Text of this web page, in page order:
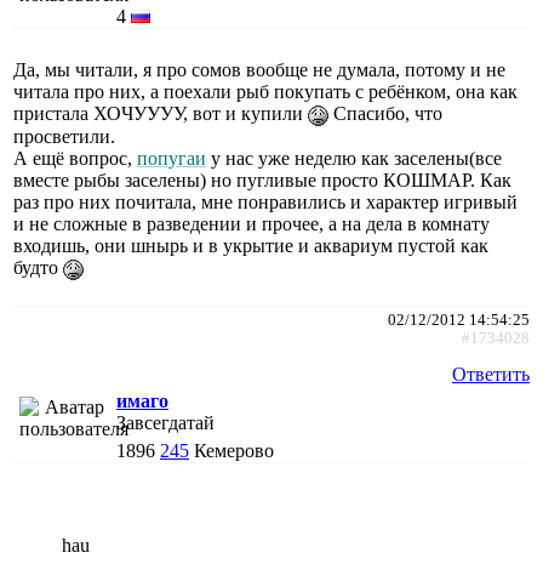
4
Да, мы читали, я про сомов вообще не думала, потому и не
читала про них, а поехали рыб покупать с ребёнком, она как
пристала ХОЧУУУУ, вот и купили
Спасибо, что
просветили.
А ещё вопрос, попугаи у нас уже неделю как заселены(все
вместе рыбы заселены) но пугливые просто КОШМАР. Как
раз про них почитала, мне понравились и характер игривый
и не сложные в разведении и прочее, а на дела в комнату
входишь, они шнырь и в укрытие и аквариум пустой как
будто
02/12/2012 14:54:25
#1734028
Ответить
имаго
Завсегдатай
1896 245 Кемерово
hau